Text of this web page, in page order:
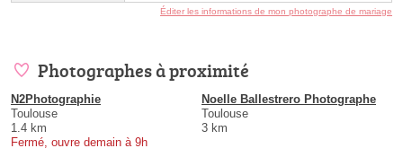
Éditer les informations de mon photographe de mariage
Photographes à proximité
N2Photographie
Toulouse
1.4 km
Fermé, ouvre demain à 9h
Noelle Ballestrero Photographe
Toulouse
3 km